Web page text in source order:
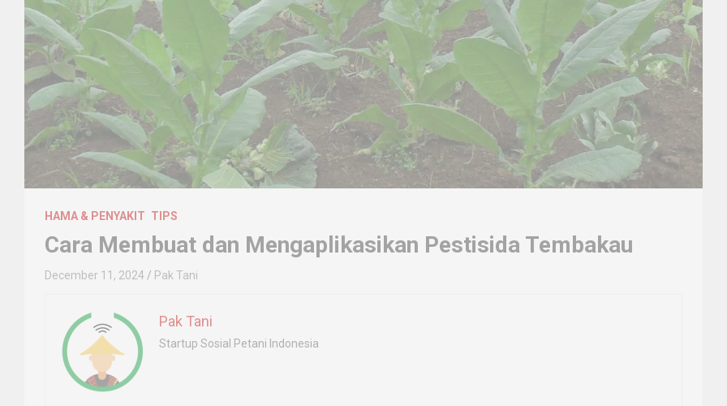
HAMA & PENYAKIT TIPS
Cara Membuat dan Mengaplikasikan Pestisida Tembakau
December 11, 2024 Pak Tani
Pak Tani
Startup Sosial Petani Indonesia